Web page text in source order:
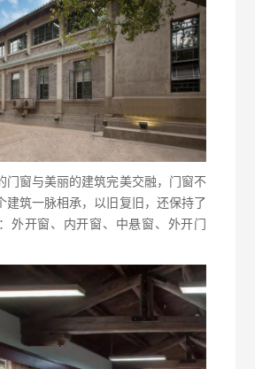
门窗与美丽的建筑完美交融，门窗不
建筑一脉相承，以旧复旧，还保持了
外开窗、内开窗、中悬窗、外开门